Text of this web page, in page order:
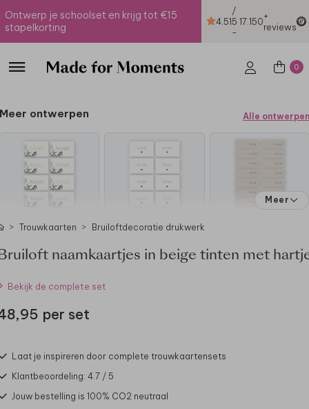
Ontwerp je schoolset en krijg tot €15
stapelkorting
4.51
/
5
-
17.150+
reviews
0
Meer ontwerpen Alle ontwerpen
Meer
Trouwkaarten Bruiloftdecoratie drukwerk
naamkaartjes in beige tinten met
Bekijk de complete set
per set
Laat je inspireren door complete trouwkaartensets
Klantbeoordeling: 4.7 / 5
Jouw bestelling is 100% CO2 neutraal